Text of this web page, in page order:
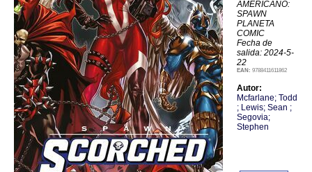
AMERICANO:
SPAWN
PLANETA
COMIC
Fecha de
salida: 2024-5-
22
EAN: 9788411611862
Autor:
Mcfarlane; Todd
; Lewis; Sean ;
Segovia;
Stephen